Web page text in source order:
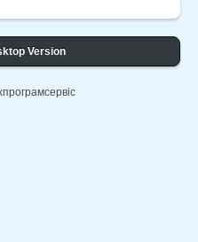
Version